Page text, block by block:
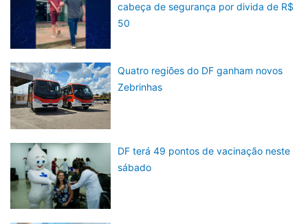
cabeça de segurança por divida de R$
50
Quatro regiões do DF ganham novos
Zebrinhas
DF terá 49 pontos de vacinação neste
sábado